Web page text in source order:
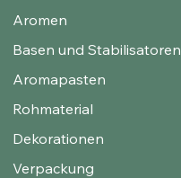
Aromen
Basen und Stabilisatoren
Aromapasten
Rohmaterial
Dekorationen
Verpackung